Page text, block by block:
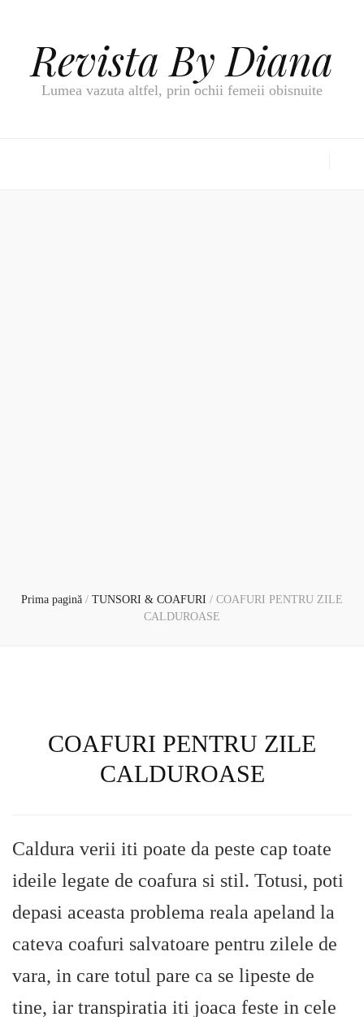
Revista By Diana
Lumea vazuta altfel, prin ochii femeii obisnuite
Prima pagină / TUNSORI & COAFURI / COAFURI PENTRU ZILE
CALDUROASE
COAFURI PENTRU ZILE
CALDUROASE
Caldura verii iti poate da peste cap toate
ideile legate de coafura si stil. Totusi, poti
depasi aceasta problema reala apeland la
cateva coafuri salvatoare pentru zilele de
vara, in care totul pare ca se lipeste de
tine, iar transpiratia iti joaca feste in cele